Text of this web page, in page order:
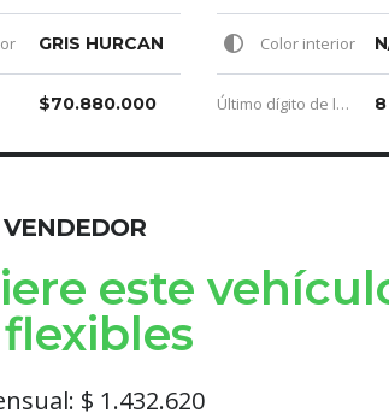
GRIS HURCAN Color interior
$70.880.000 Último dígito de la placa 8
este
$ 1.432.620